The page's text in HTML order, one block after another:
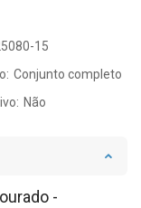
15
Conjunto completo
Não
-